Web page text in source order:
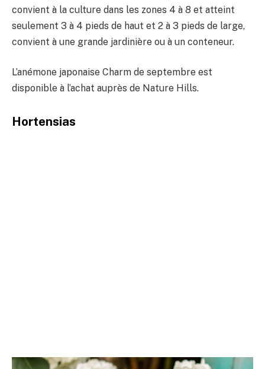
convient à la culture dans les zones 4 à 8 et atteint
seulement 3 à 4 pieds de haut et 2 à 3 pieds de large,
convient à une grande jardinière ou à un conteneur.
L’anémone japonaise Charm de septembre est
disponible à l’achat auprès de Nature Hills.
Hortensias